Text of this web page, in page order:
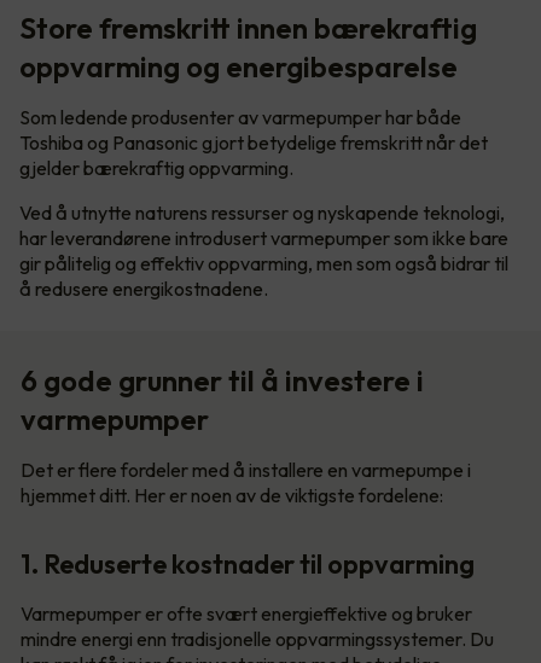
Store fremskritt innen bærekraftig
oppvarming og energibesparelse
Som ledende produsenter av varmepumper har både
Toshiba og Panasonic gjort betydelige fremskritt når det
gjelder bærekraftig oppvarming.
Ved å utnytte naturens ressurser og nyskapende teknologi,
har leverandørene introdusert varmepumper som ikke bare
gir pålitelig og effektiv oppvarming, men som også bidrar til
å redusere energikostnadene.
6 gode grunner til å investere i
varmepumper
Det er flere fordeler med å installere en varmepumpe i
hjemmet ditt. Her er noen av de viktigste fordelene:
1. Reduserte kostnader til oppvarming
Varmepumper er ofte svært energieffektive og bruker
mindre energi enn tradisjonelle oppvarmingssystemer. Du